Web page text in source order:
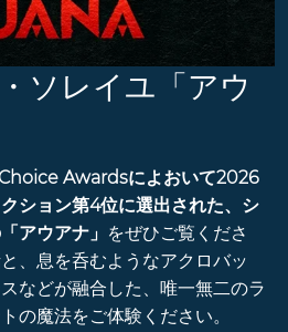
ソレイユ「アウ
Awardsによおいて2026
ション第4位に選出された、シ
アウアナ」 をぜひご覧くださ
、息を呑むようなアクロバッ
などが融合した、唯一無二のラ
の魔法をご体験ください。